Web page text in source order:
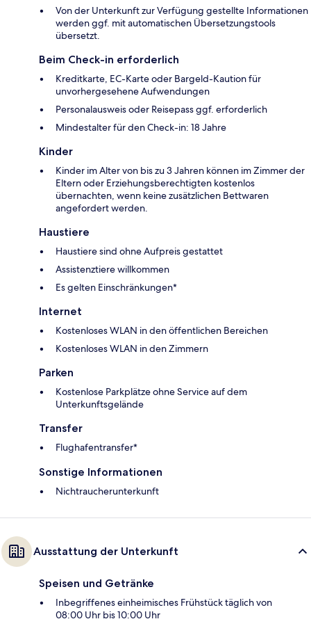
Von der Unterkunft zur Verfügung gestellte Informationen
werden ggf. mit automatischen Übersetzungstools
übersetzt.
Beim Check-in erforderlich
Kreditkarte, EC-Karte oder Bargeld-Kaution für
unvorhergesehene Aufwendungen
Personalausweis oder Reisepass ggf. erforderlich
Mindestalter für den Check-in: 18 Jahre
Kinder
Kinder im Alter von bis zu 3 Jahren können im Zimmer der
Eltern oder Erziehungsberechtigten kostenlos
übernachten, wenn keine zusätzlichen Bettwaren
angefordert werden.
Haustiere
Haustiere sind ohne Aufpreis gestattet
Assistenztiere willkommen
Es gelten Einschränkungen*
Internet
Kostenloses WLAN in den öffentlichen Bereichen
Kostenloses WLAN in den Zimmern
Parken
Kostenlose Parkplätze ohne Service auf dem
Unterkunftsgelände
Transfer
Flughafentransfer*
Sonstige Informationen
Nichtraucherunterkunft
Ausstattung der Unterkunft
Speisen und Getränke
Inbegriffenes einheimisches Frühstück täglich von
08:00 Uhr bis 10:00 Uhr